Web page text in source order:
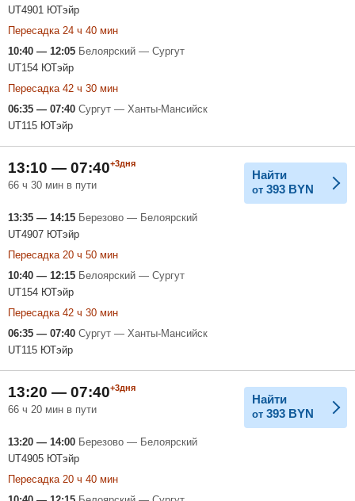
UT4901 ЮТэйр
Пересадка 24 ч 40 мин
10:40 — 12:05 Белоярский — Сургут
UT154 ЮТэйр
Пересадка 42 ч 30 мин
06:35 — 07:40 Сургут — Ханты-Мансийск
UT115 ЮТэйр
13:10 — 07:40+3дня
66 ч 30 мин в пути
Найти
от 393 BYN
13:35 — 14:15 Березово — Белоярский
UT4907 ЮТэйр
Пересадка 20 ч 50 мин
10:40 — 12:15 Белоярский — Сургут
UT154 ЮТэйр
Пересадка 42 ч 30 мин
06:35 — 07:40 Сургут — Ханты-Мансийск
UT115 ЮТэйр
13:20 — 07:40+3дня
66 ч 20 мин в пути
Найти
от 393 BYN
13:20 — 14:00 Березово — Белоярский
UT4905 ЮТэйр
Пересадка 20 ч 40 мин